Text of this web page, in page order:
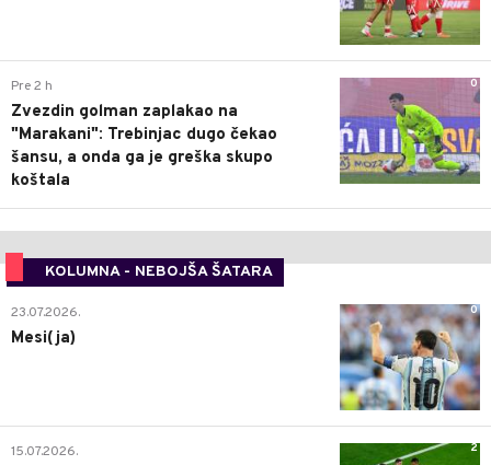
0
Pre 2 h
Zvezdin golman zaplakao na
"Marakani": Trebinjac dugo čekao
šansu, a onda ga je greška skupo
koštala
KOLUMNA - NEBOJŠA ŠATARA
0
23.07.2026.
Mesi(ja)
2
15.07.2026.